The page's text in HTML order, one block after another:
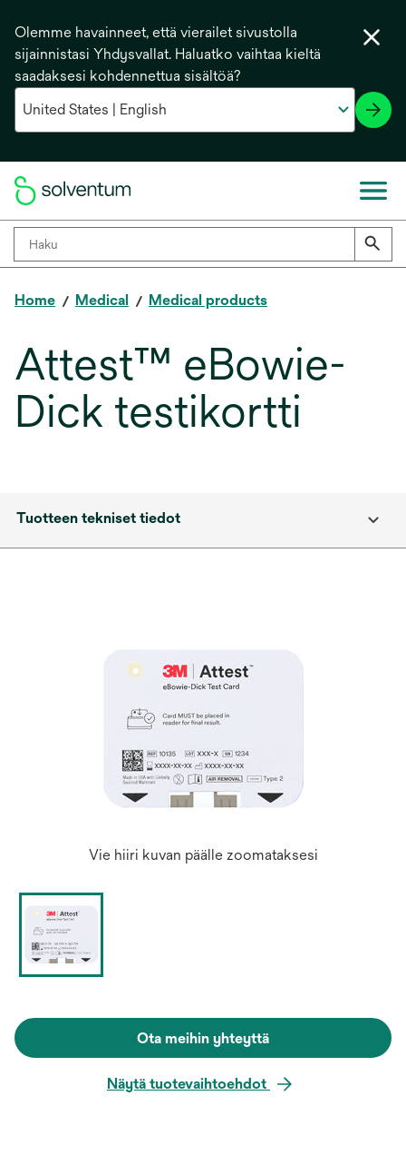
Olemme havainneet, että vierailet sivustolla
sijainnistasi Yhdysvallat. Haluatko vaihtaa kieltä
saadaksesi kohdennettua sisältöä?
Home Medical Medical products
Attest™ eBowie-
Dick testikortti
Tuotteen tekniset tiedot
Vie hiiri kuvan päälle zoomataksesi
Ota meihin yhteyttä
Näytä tuotevaihtoehdot